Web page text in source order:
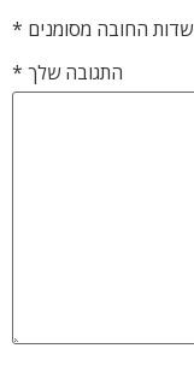
שדות החובה מסומנים *
התגובה שלך *